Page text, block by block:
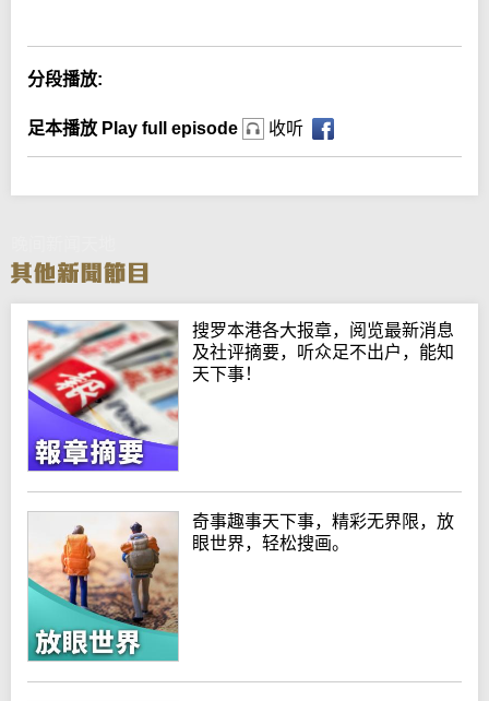
分段播放:
足本播放 Play full episode 收听
搜罗本港各大报章，阅览最新消息
及社评摘要，听众足不出户，能知
天下事！
奇事趣事天下事，精彩无界限，放
眼世界，轻松搜画。